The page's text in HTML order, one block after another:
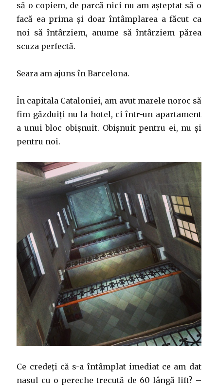
să o copiem, de parcă nici nu am așteptat să o
facă ea prima și doar întâmplarea a făcut ca
noi să întârziem, anume să întârziem părea
scuza perfectă.
Seara am ajuns în Barcelona.
În capitala Cataloniei, am avut marele noroc să
fim găzduiți nu la hotel, ci într-un apartament
a unui bloc obișnuit. Obișnuit pentru ei, nu și
pentru noi.
Ce credeți că s-a întâmplat imediat ce am dat
nasul cu o pereche trecută de 60 lângă lift? –